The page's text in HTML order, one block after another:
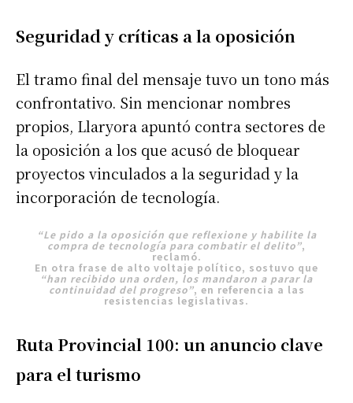
Seguridad y críticas a la oposición
El tramo final del mensaje tuvo un tono más
confrontativo. Sin mencionar nombres
propios, Llaryora apuntó contra sectores de
la oposición a los que acusó de bloquear
proyectos vinculados a la seguridad y la
incorporación de tecnología.
“Le pido a la oposición que reflexione y habilite la
compra de tecnología para combatir el delito”,
reclamó.
En otra frase de alto voltaje político, sostuvo que
“han recibido una orden, los mandaron a parar la
continuidad del progreso”, en referencia a las
resistencias legislativas.
Ruta Provincial 100: un anuncio clave
para el turismo